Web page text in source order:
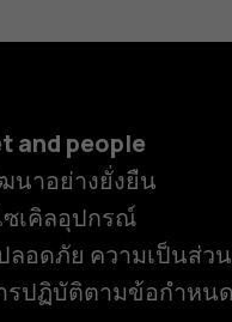
and people
นาอย่างยั่งยืน
ซเคิลอุปกรณ์
ลอดภัย ความเป็นส่ว
รปฏิบัติตามข้อกำหนด